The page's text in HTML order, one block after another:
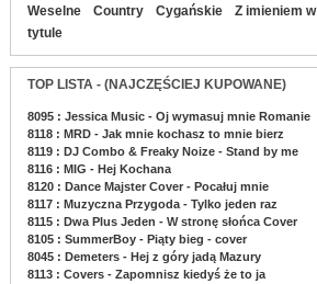
Weselne
Country Cygańskie
Z imieniem w
tytule
TOP LISTA - (NAJCZĘŚCIEJ KUPOWANE)
8095 : Jessica Music - Oj wymasuj mnie Romanie
8118 : MRD - Jak mnie kochasz to mnie bierz
8119 : DJ Combo & Freaky Noize - Stand by me
8116 : MIG - Hej Kochana
8120 : Dance Majster Cover - Pocałuj mnie
8117 : Muzyczna Przygoda - Tylko jeden raz
8115 : Dwa Plus Jeden - W stronę słońca Cover
8105 : SummerBoy - Piąty bieg - cover
8045 : Demeters - Hej z góry jadą Mazury
8113 : Covers - Zapomnisz kiedyś że to ja